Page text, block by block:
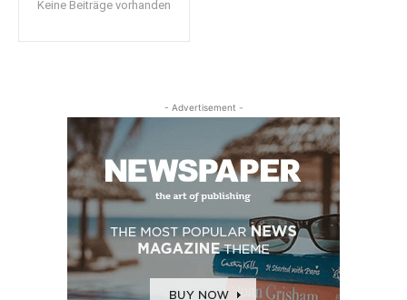
Keine Beiträge vorhanden
- Advertisement -